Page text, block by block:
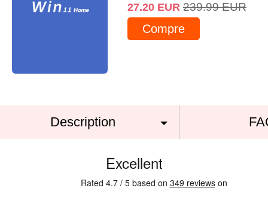
27.20 EUR 239.99 EUR
Compre
Description